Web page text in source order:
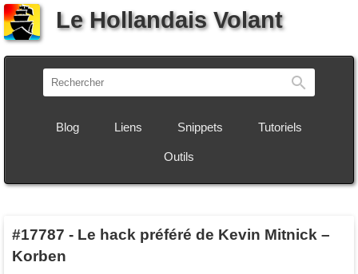
Le Hollandais Volant
Blog Liens Snippets Tutoriels
Outils
#17787 - Le hack préféré de Kevin Mitnick –
Korben